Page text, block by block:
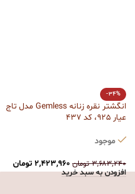
-34%
انگشتر نقره زنانه Gemless مدل تاج
عیار 925، کد 437
موجود
۳,۶۸۳,۲۴۰ تومان ۲,۴۲۳,۹۶۰ تومان
افزودن به سبد خرید